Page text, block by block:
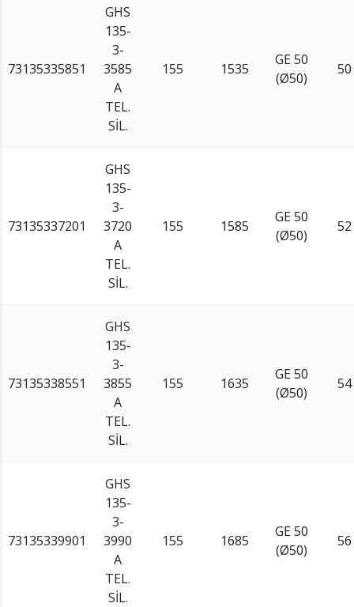
73135335851
GHS
135-
3-
3585
A
TEL.
SİL.
155 1535
GE 50
(Ø50)
50
73135337201
GHS
135-
3-
3720
A
TEL.
SİL.
155 1585
GE 50
(Ø50)
52
73135338551
GHS
135-
3-
3855
A
TEL.
SİL.
155 1635
GE 50
(Ø50)
54
73135339901
GHS
135-
3-
3990
A
TEL.
SİL.
155 1685
GE 50
(Ø50)
56